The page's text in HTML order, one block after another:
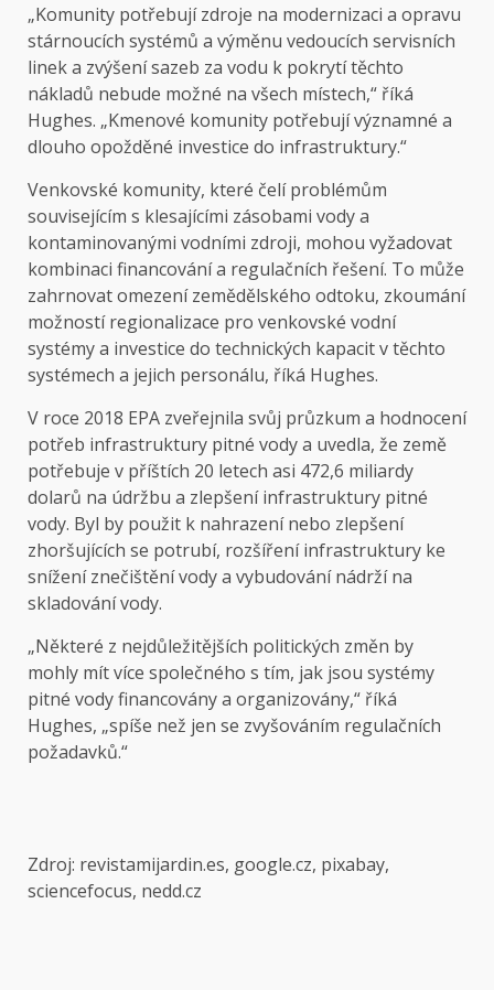
„Komunity potřebují zdroje na modernizaci a opravu
stárnoucích systémů a výměnu vedoucích servisních
linek a zvýšení sazeb za vodu k pokrytí těchto
nákladů nebude možné na všech místech,“ říká
Hughes. „Kmenové komunity potřebují významné a
dlouho opožděné investice do infrastruktury.“
Venkovské komunity, které čelí problémům
souvisejícím s klesajícími zásobami vody a
kontaminovanými vodními zdroji, mohou vyžadovat
kombinaci financování a regulačních řešení. To může
zahrnovat omezení zemědělského odtoku, zkoumání
možností regionalizace pro venkovské vodní
systémy a investice do technických kapacit v těchto
systémech a jejich personálu, říká Hughes.
V roce 2018 EPA zveřejnila svůj průzkum a hodnocení
potřeb infrastruktury pitné vody a uvedla, že země
potřebuje v příštích 20 letech asi 472,6 miliardy
dolarů na údržbu a zlepšení infrastruktury pitné
vody. Byl by použit k nahrazení nebo zlepšení
zhoršujících se potrubí, rozšíření infrastruktury ke
snížení znečištění vody a vybudování nádrží na
skladování vody.
„Některé z nejdůležitějších politických změn by
mohly mít více společného s tím, jak jsou systémy
pitné vody financovány a organizovány,“ říká
Hughes, „spíše než jen se zvyšováním regulačních
požadavků.“
Zdroj: revistamijardin.es, google.cz, pixabay,
sciencefocus, nedd.cz